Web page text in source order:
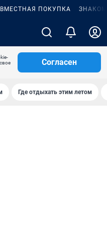
ПОКУПКА
Согласен
Где отдыхать этим летом